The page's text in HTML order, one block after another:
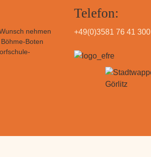
nehmen
Boten
Telefon:
+49(0)3581 76 41 300